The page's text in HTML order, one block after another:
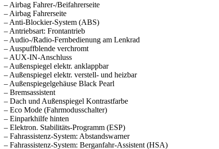
– Airbag Fahrer-/Beifahrerseite
– Airbag Fahrerseite
– Anti-Blockier-System (ABS)
– Antriebsart: Frontantrieb
– Audio-/Radio-Fernbedienung am Lenkrad
– Auspuffblende verchromt
– AUX-IN-Anschluss
– Außenspiegel elektr. anklappbar
– Außenspiegel elektr. verstell- und heizbar
– Außenspiegelgehäuse Black Pearl
– Bremsassistent
– Dach und Außenspiegel Kontrastfarbe
– Eco Mode (Fahrmodusschalter)
– Einparkhilfe hinten
– Elektron. Stabilitäts-Programm (ESP)
– Fahrassistenz-System: Abstandswarner
– Fahrassistenz-System: Berganfahr-Assistent (HSA)